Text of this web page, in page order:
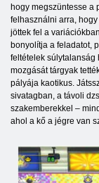
hogy megszüntesse a
felhasználni arra,
jöttek fel a
bonyolítja a feladatot,
feltételek súlytalanság
mozgását tárgyak
pályája kaotikus.
sivatagban, a távoli
szakemberekkel –
ahol a kő a jégre van